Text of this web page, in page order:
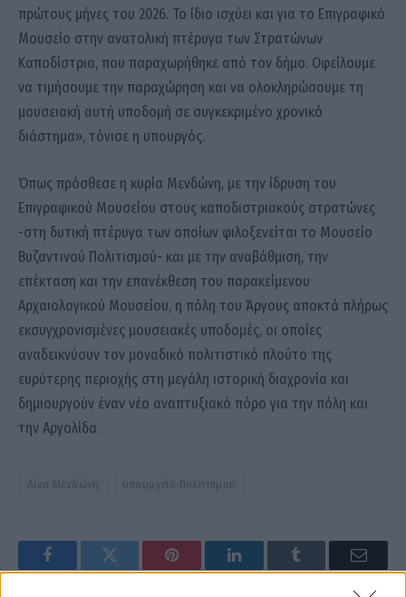
πρώτους μήνες του 2026. Το ίδιο ισχύει και για το Επιγραφικό
Μουσείο στην ανατολική πτέρυγα των Στρατώνων
Καποδίστρια, που παραχωρήθηκε από τον δήμο. Οφείλουμε
να τιμήσουμε την παραχώρηση και να ολοκληρώσουμε τη
μουσειακή αυτή υποδομή σε συγκεκριμένο χρονικό
διάστημα», τόνισε η υπουργός.
Όπως πρόσθεσε η κυρία Μενδώνη, με την ίδρυση του
Επιγραφικού Μουσείου στους καποδιστριακούς στρατώνες
-στη δυτική πτέρυγα των οποίων φιλοξενείται το Μουσείο
Βυζαντινού Πολιτισμού- και με την αναβάθμιση, την
επέκταση και την επανέκθεση του παρακείμενου
Αρχαιολογικού Μουσείου, η πόλη του Άργους αποκτά πλήρως
εκσυγχρονισμένες μουσειακές υποδομές, οι οποίες
αναδεικνύουν τον μοναδικό πολιτιστικό πλούτο της
ευρύτερης περιοχής στη μεγάλη ιστορική διαχρονία και
δημιουργούν έναν νέο αναπτυξιακό πόρο για την πόλη και
την Αργολίδα.
Λίνα Μενδώνη υπουργείο Πολιτισμού
FacebookTwitter Pinterest LinkedInTumblr Email